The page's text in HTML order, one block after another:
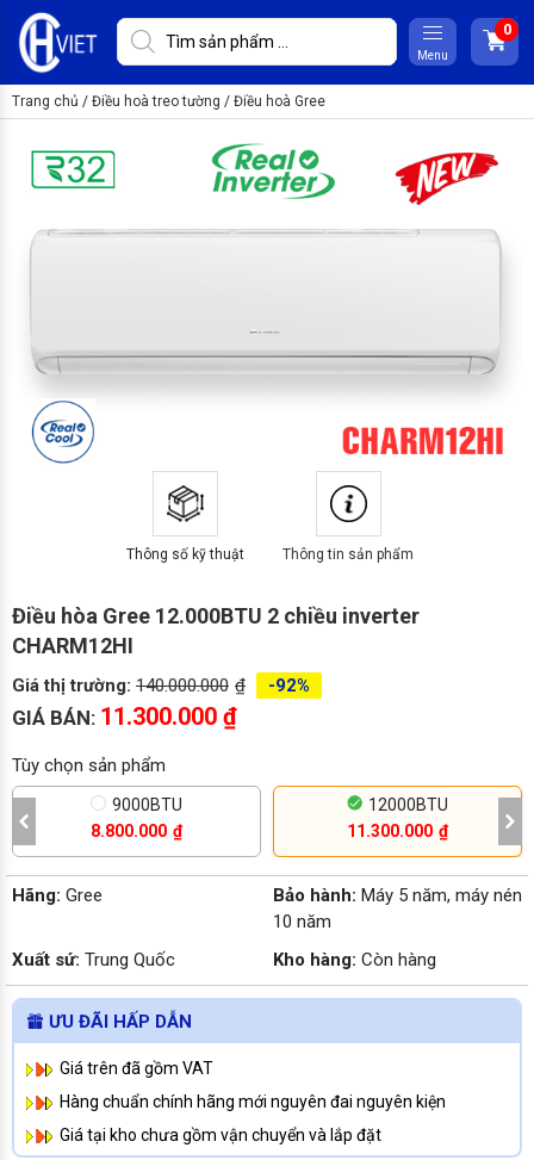
Menu
Trang chủ / Điều hoà treo tường / Điều hoà Gree
Thông số kỹ thuật Thông tin sản phẩm
Điều hòa Gree 12.000BTU 2 chiều inverter
CHARM12HI
Giá thị trường: 140.000.000 ₫ -92%
GIÁ BÁN: 11.300.000 ₫
Tùy chọn sản phẩm
9000BTU
8.800.000 ₫
12000BTU
11.300.000 ₫
Hãng: Gree Bảo hành: Máy 5 năm, máy nén
10 năm
Xuất sứ: Trung Quốc Kho hàng: Còn hàng
ƯU ĐÃI HẤP DẪN
Giá trên đã gồm VAT
Hàng chuẩn chính hãng mới nguyên đai nguyên kiện
Giá tại kho chưa gồm vận chuyển và lắp đặt